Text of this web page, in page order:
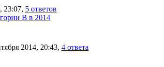
23:07, 5 ответов
В в 2014
2014, 20:43, 4 ответа